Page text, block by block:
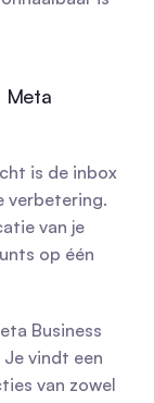
Meta
is de inbox
verbetering.
van je
op één
Business
vindt een
van zowel